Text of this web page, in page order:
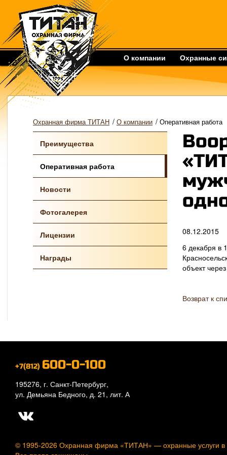
О компании Охранные
Охранная фирма ТИТАН / О компании / Оперативная работа
Преимущества
Оперативная работа
Новости
Фотогалерея
Лицензии
Награды
08.12.2015
6 декабря в
объект
Возврат к
+7(812) 600-0-100
195276, г. Санкт-Петербург,
ул. Демьяна Бедного, д. 21, лит. А
© 1995-2026 Охранная фирма «ТИТАН» — охранные услуги